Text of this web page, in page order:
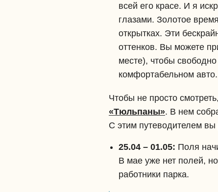
всей его красе. И я
глазами. Золотое
открытках. Эти
оттенков. Вы можете
месте), чтобы
комфортабельном авто.
Чтобы не просто
«Тюльпаны». В нем
С этим путеводителем вы
25.04 – 01.05: Поля
В мае уже нет полей,
работники парка.